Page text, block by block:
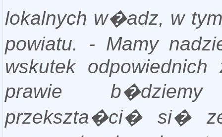
lokalnych w�adz, w
powiatu. - Mamy
wskutek odpowiednich
prawie
przekszta�ci� si�